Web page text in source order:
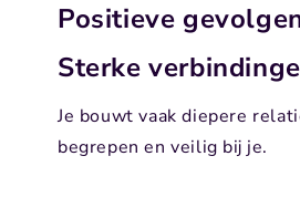
Positieve
Sterke
Je bouwt vaak diepere
begrepen en veilig bij je.